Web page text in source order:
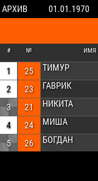
АРХИВ 01.01.1970
# № ИМЯ
1 25 ТИМУР
2
23 ГАВРИК
3
21 НИКИТА
4
24 МИША
5
26 БОГДАН